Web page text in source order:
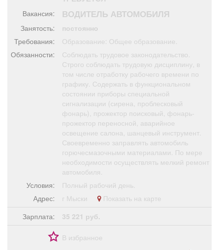
Поздравления Погода
Я - пенсионер
Вакансия: ВОДИТЕЛЬ АВТОМОБИЛЯ
Занятость:
постоянно
Требования:
Образование: Общее образование.
Обязанности:
Соблюдать трудовое законодательство.
Строго соблюдать трудовую дисциплину, в
том числе отработку рабочего времени по
графику. Содержать в функциональном
состоянии приборы специальной
сигнализации (сирена, проблесковый
фонарь), прожектор поисковый, фонарь-
прожектор переносной, аварийное
освещение салона, шанцевый инструмент.
Своевременно заправлять автомобиль
горючесмазочными материалами. По мере
необходимости осуществлять мелкий ремонт
автомобиля.
Условия:
Полный рабочий день.
Адрес:
г Мыски
Показать на карте
Зарплата:
35 221 руб.
В избранное